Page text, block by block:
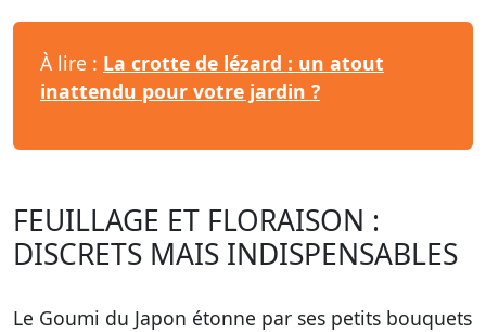
À lire : La crotte de lézard : un atout
inattendu pour votre jardin ?
FEUILLAGE ET FLORAISON :
DISCRETS MAIS INDISPENSABLES
Le Goumi du Japon étonne par ses petits bouquets